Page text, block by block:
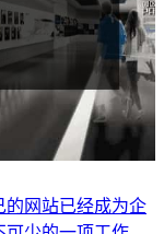
的网站已经成为企